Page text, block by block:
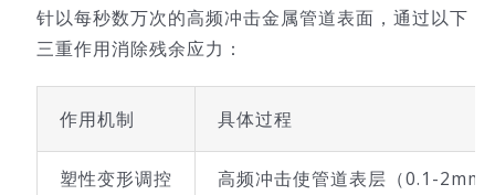
针以每秒数万次的高频冲击金属管道表面，通过以下
三重作用消除残余应力：
作用机制 具体过程
塑性变形调控 高频冲击使管道表层（0.1-2mm